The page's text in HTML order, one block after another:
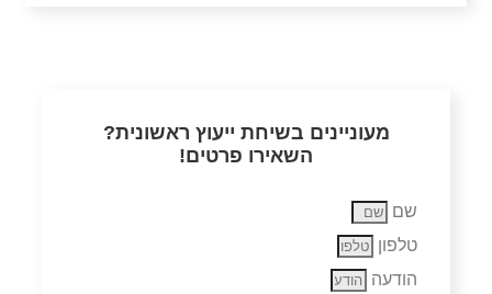
מעוניינים בשיחת ייעוץ ראשונית?
השאירו פרטים!
שם
טלפון
הודעה